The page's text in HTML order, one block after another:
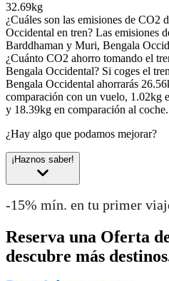
32.69kg
¿Cuáles son las emisiones de CO2
Occidental en tren? Las emisiones
Barddhaman y Muri, Bengala
¿Cuánto CO2 ahorro tomando el
Bengala Occidental? Si coges el
Bengala Occidental ahorrarás
comparación con un vuelo, 1.02kg
y 18.39kg en comparación al coche.
¿Hay algo que podamos mejorar?
¡Haznos saber!
-15% mín. en tu primer
Reserva una Oferta
descubre más